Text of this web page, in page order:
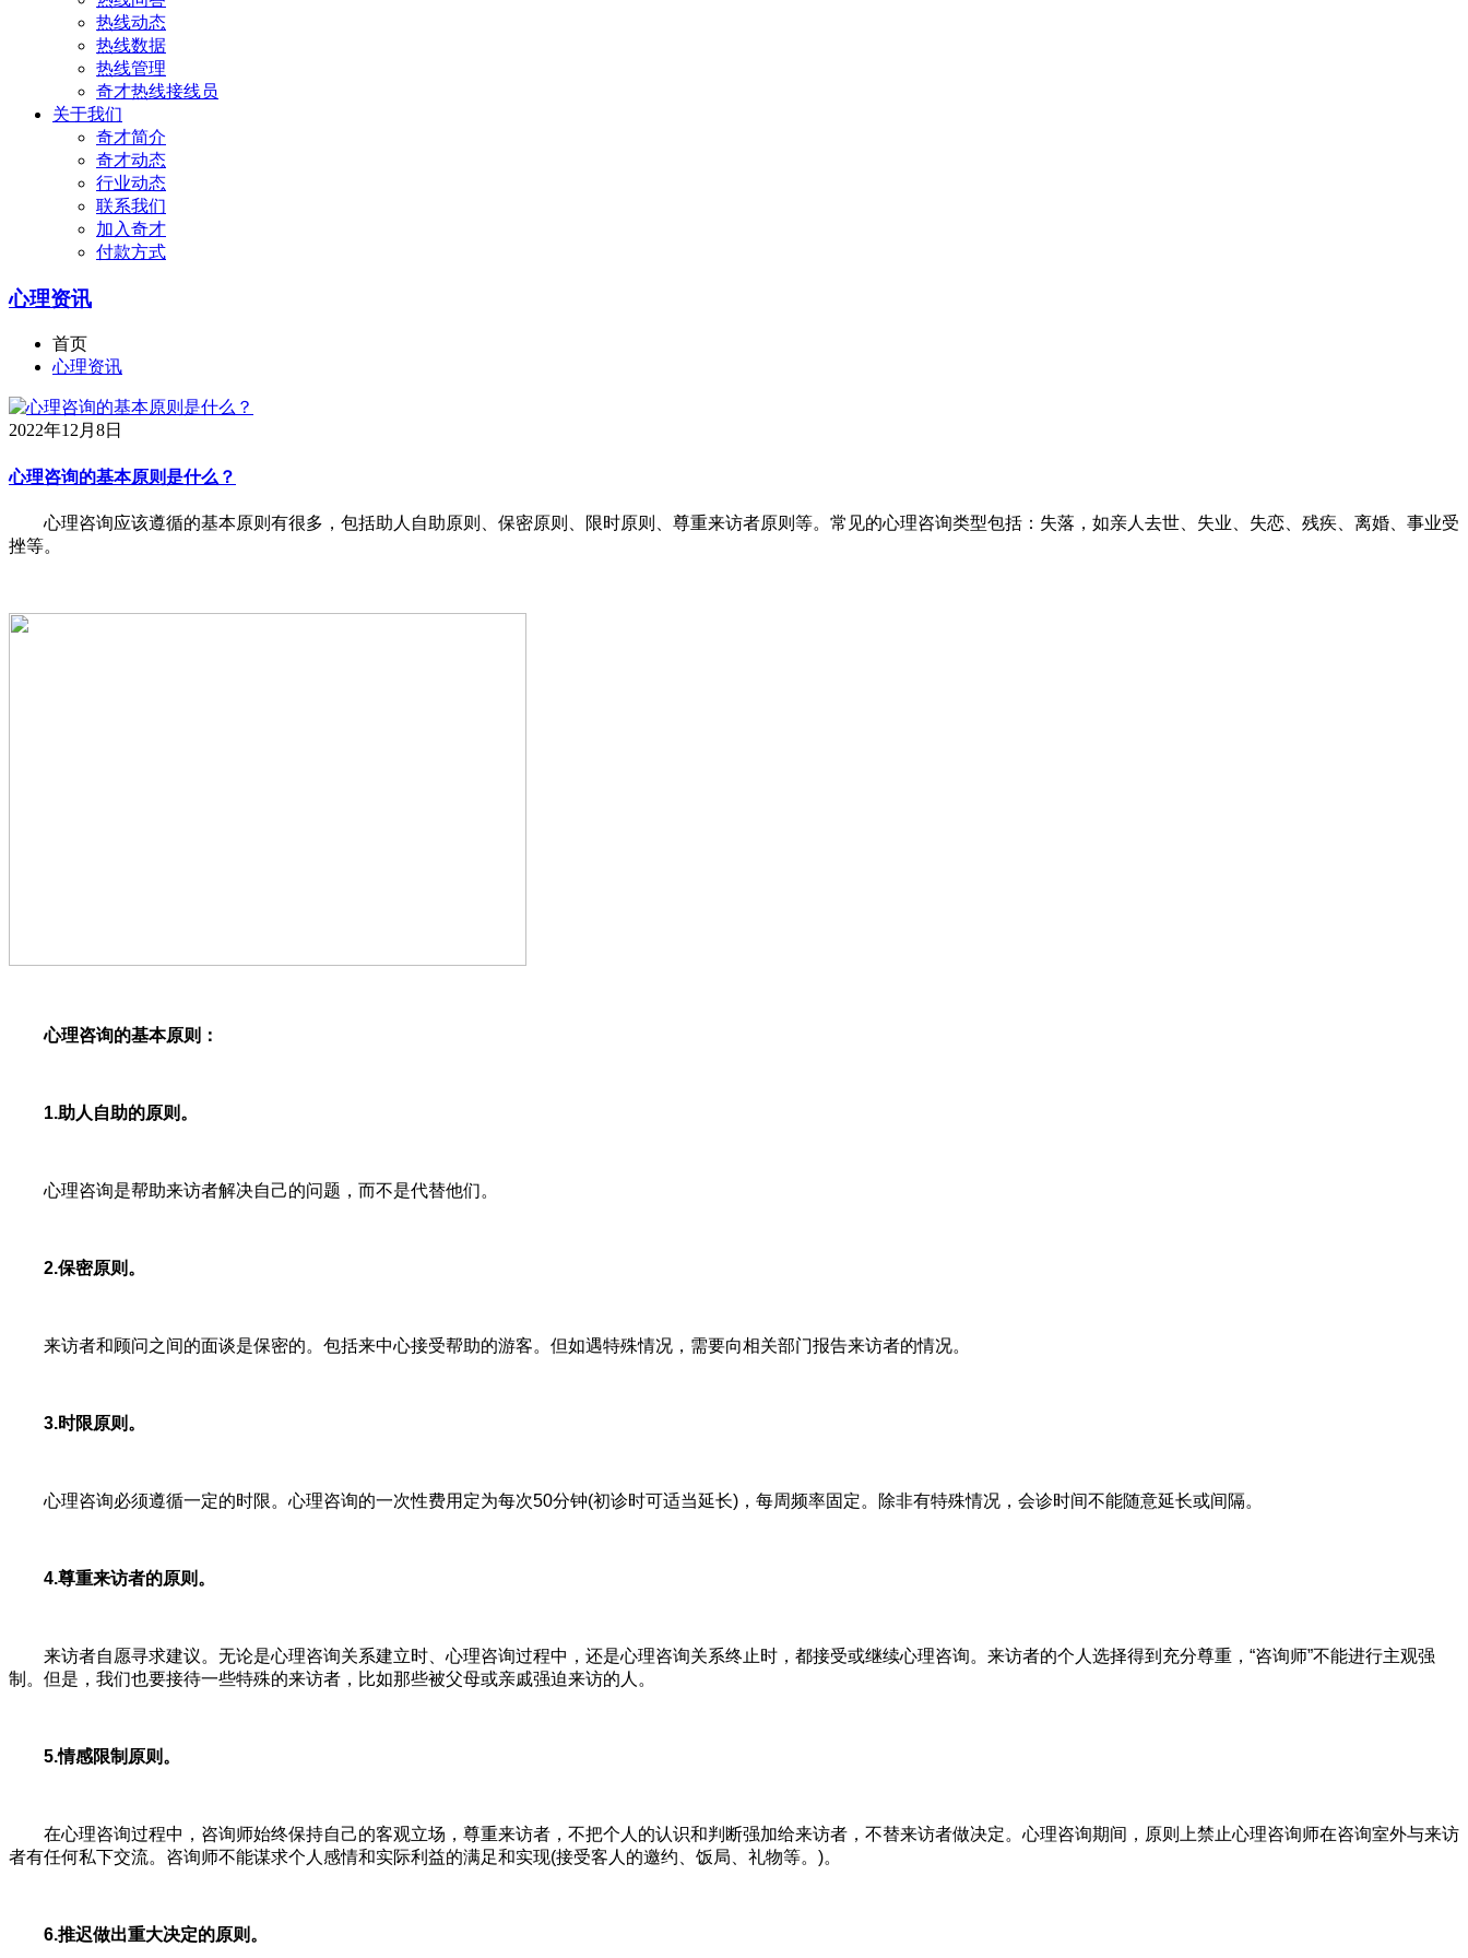
热线动态
热线数据
热线管理
奇才热线接线员
关于我们
奇才简介
奇才动态
行业动态
联系我们
加入奇才
付款方式
心理资讯
首页
心理资讯
2022年12月8日
心理咨询的基本原则是什么？
心理咨询应该遵循的基本原则有很多，包括助人自助原则、保密原则、限时原则、尊重来访者原则等。常见的心理咨询类型包括：失落，如亲人去世、失业、失恋、残疾、离婚、事业受
挫等。
心理咨询的基本原则 ：
1.助人自助的原则。
心理咨询是帮助来访者解决自己的问题，而不是代替他们。
2.保密原则。
来访者和顾问之间的面谈是保密的。包括来中心接受帮助的游客。但如遇特殊情况，需要向相关部门报告来访者的情况。
3.时限原则。
心理咨询必须遵循一定的时限。心理咨询的一次性费用定为每次50分钟(初诊时可适当延长)，每周频率固定。除非有特殊情况，会诊时间不能随意延长或间隔。
4.尊重来访者的原则。
来访者自愿寻求建议。无论是心理咨询关系建立时、心理咨询过程中，还是心理咨询关系终止时，都接受或继续心理咨询。来访者的个人选择得到充分尊重，“咨询师”不能进行主观强
制。但是，我们也要接待一些特殊的来访者，比如那些被父母或亲戚强迫来访的人。
5.情感限制 原则。
在心理咨询过程中，咨询师始终保持自己的客观立场，尊重来访者，不把个人的认识和判断强加给来访者，不替来访者做决定。心理咨询期间，原则上禁止心理咨询师在咨询室外与来访
者有任何私下交流。咨询师不能谋求个人感情和实际利益的满足和实现(接受客人的邀约、饭局、礼物等。)。
6.推迟做出重大决定的原则 。